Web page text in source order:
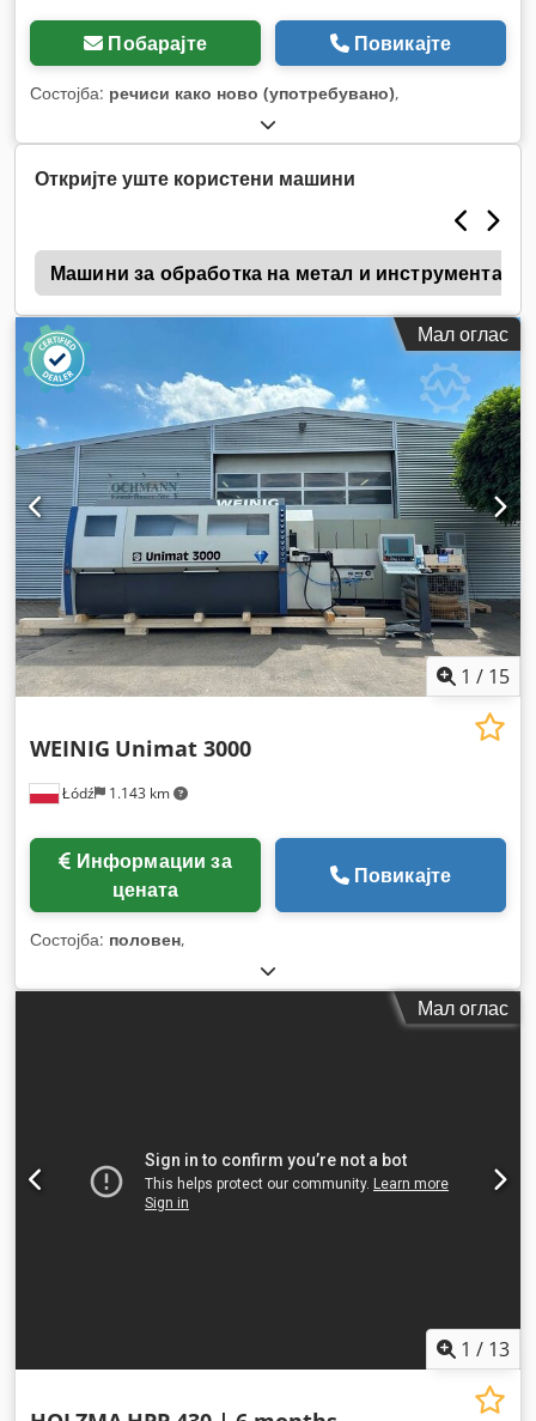
Побарајте Повикајте
Состојба: речиси како ново (употребувано),
Откријте уште користени машини
Машини за обработка на метал и
Мал оглас
1 / 15
Łódź 1.143 km
WEINIG Unimat 3000
цената
Повикајте
Состојба: половен,
Мал оглас
1 / 13